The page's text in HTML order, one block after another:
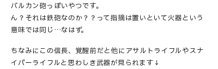
バルカン砲っぽいやつです。
ん？それは鉄砲なのか？？って指摘は置いといて火器という
意味では同じ…なはず。
ちなみにこの信長、覚醒前だと他にアサルトライフルやスナ
イパーライフルと思わしき武器が見られます↓